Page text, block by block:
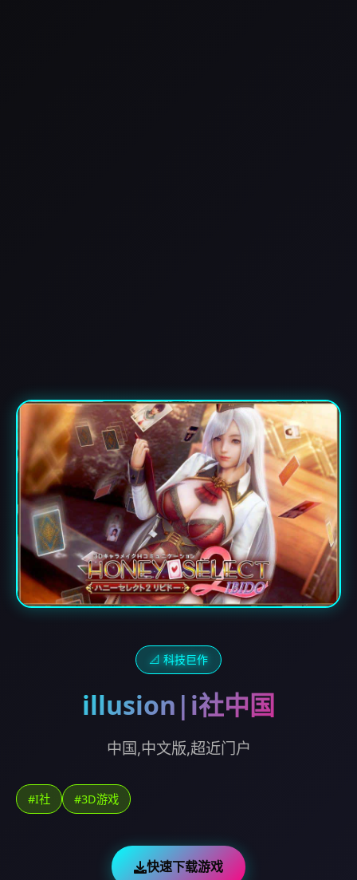
📐 科技巨作
illusion|i社中国
中国,中文版,超近门户
#I社 #3D游戏
快速下载游戏